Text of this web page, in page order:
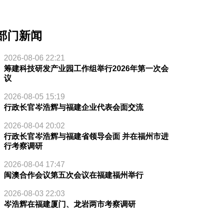
门新闻
2026-08-06 22:21
筹建科技研发产业园工作组举行2026年第一次会
议
2026-08-05 15:19
行政长官岑浩辉与福建企业代表会面交流
2026-08-04 20:02
行政长官岑浩辉与福建省领导会面 并在福州市进
行考察调研
2026-08-04 17:47
闽澳合作会议第五次会议在福建福州举行
2026-08-03 22:03
岑浩辉在福建厦门、龙岩两市考察调研